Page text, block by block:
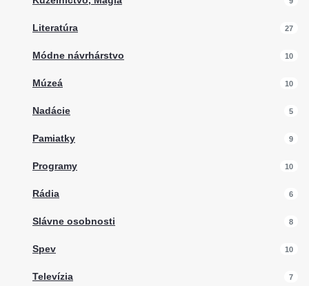
Literatúra 27
Módne návrhárstvo 10
Múzeá 10
Nadácie 5
Pamiatky 9
Programy 10
Rádia 6
Slávne osobnosti 8
Spev 10
Televízia 7